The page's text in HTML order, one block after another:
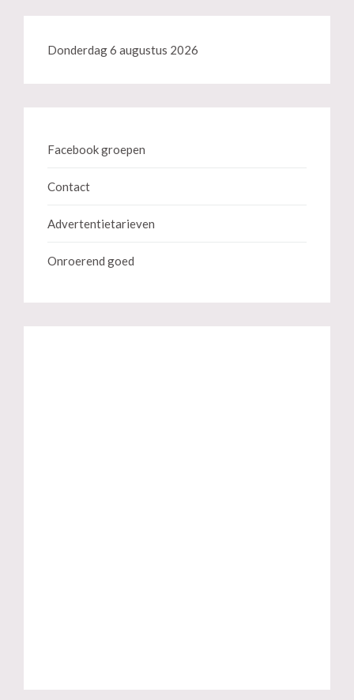
Donderdag 6 augustus 2026
Facebook groepen
Contact
Advertentietarieven
Onroerend goed